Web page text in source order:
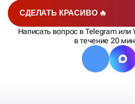
СДЕЛАТЬ КРАСИВО 🔥
Написать вопрос в Telegram или
в течение 20